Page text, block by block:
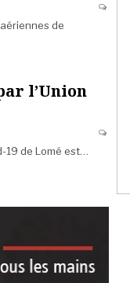
de
l’Union
19 de Lomé est…